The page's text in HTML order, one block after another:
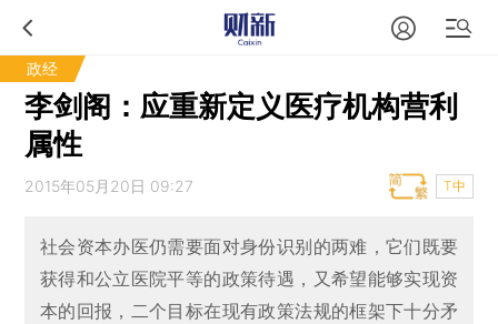
政经
李剑阁：应重新定义医疗机构营利
属性
2015年05月20日 09:27 T中
社会资本办医仍需要面对身份识别的两难，它们既要
获得和公立医院平等的政策待遇，又希望能够实现资
本的回报，二个目标在现有政策法规的框架下十分矛